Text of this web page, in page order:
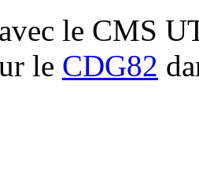
le CMS
le CDG82